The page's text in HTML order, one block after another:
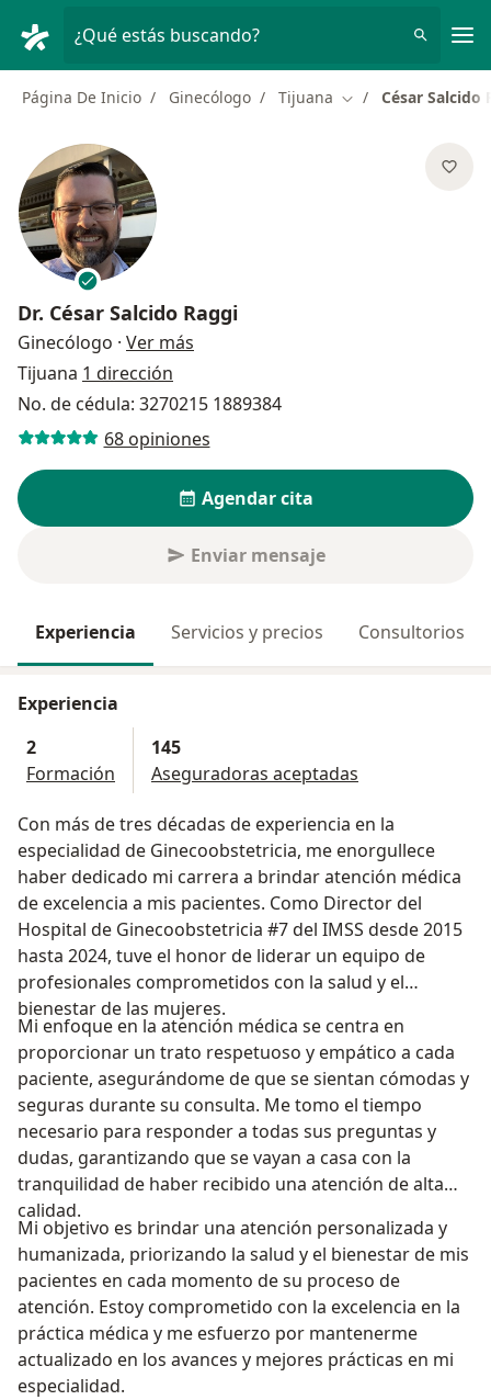
¿Qué estás buscando?
Página De Inicio Ginecólogo Tijuana Cambiar de ciudad
César Salcido
Dr. César Salcido Raggi
Ginecólogo · Ver más
Tijuana 1 dirección
No. de cédula: 3270215 1889384
68 opiniones
Agendar cita
Enviar mensaje
Experiencia Servicios y precios Consultorios
Experiencia
2
Formación
145
Aseguradoras aceptadas
Con más de tres décadas de experiencia en la
especialidad de Ginecoobstetricia, me enorgullece
haber dedicado mi carrera a brindar atención médica
de excelencia a mis pacientes. Como Director del
Hospital de Ginecoobstetricia #7 del IMSS desde 2015
hasta 2024, tuve el honor de liderar un equipo de
profesionales comprometidos con la salud y el
bienestar de las mujeres.
Mi enfoque en la atención médica se centra en
proporcionar un trato respetuoso y empático a cada
paciente, asegurándome de que se sientan cómodas y
seguras durante su consulta. Me tomo el tiempo
necesario para responder a todas sus preguntas y
dudas, garantizando que se vayan a casa con la
tranquilidad de haber recibido una atención de alta
calidad.
Mi objetivo es brindar una atención personalizada y
humanizada, priorizando la salud y el bienestar de mis
pacientes en cada momento de su proceso de
atención. Estoy comprometido con la excelencia en la
práctica médica y me esfuerzo por mantenerme
actualizado en los avances y mejores prácticas en mi
especialidad.